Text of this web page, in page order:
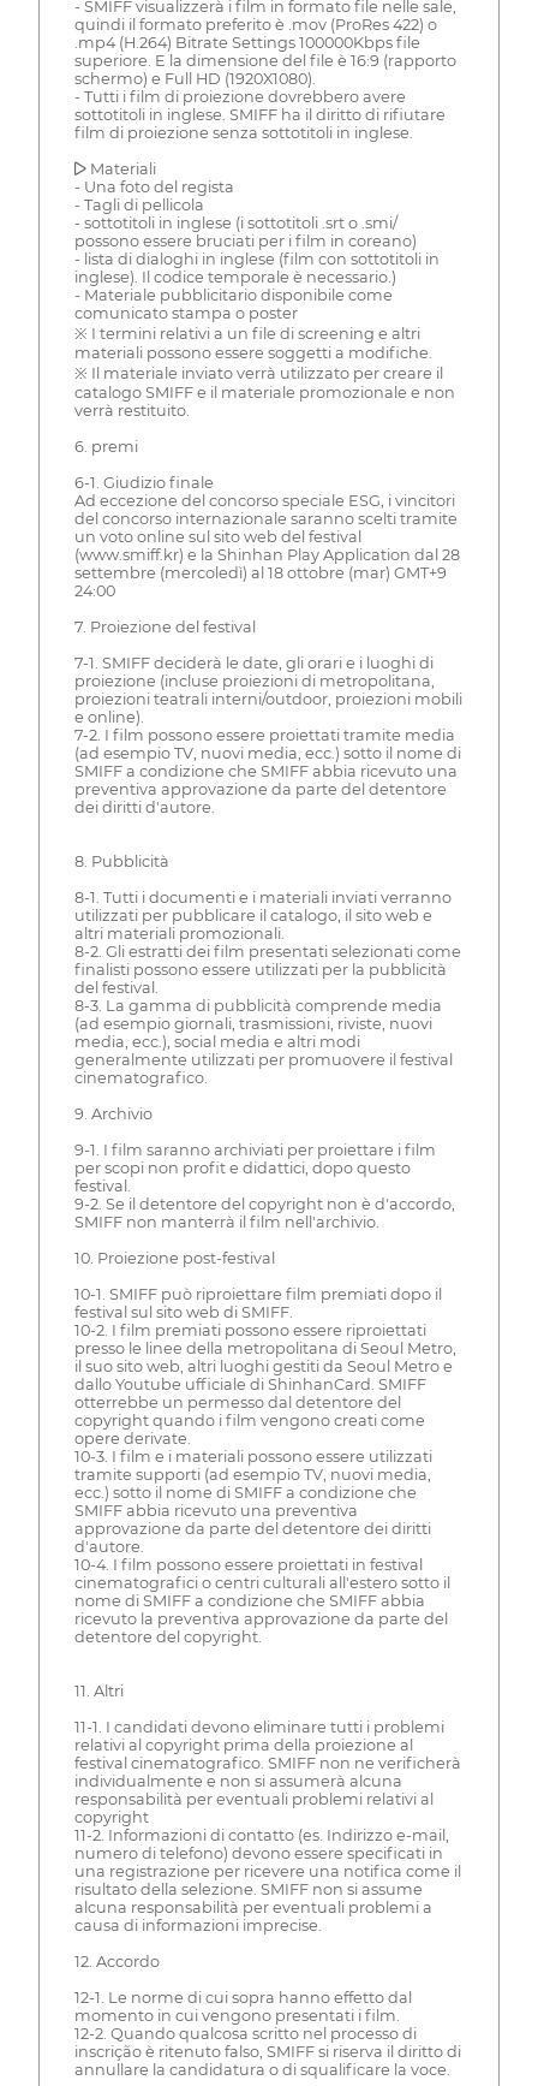
- SMIFF visualizzerà i film in formato file nelle sale,
quindi il formato preferito è .mov (ProRes 422) o
.mp4 (H.264) Bitrate Settings 100000Kbps file
superiore. E la dimensione del file è 16:9 (rapporto
schermo) e Full HD (1920X1080).
- Tutti i film di proiezione dovrebbero avere
sottotitoli in inglese. SMIFF ha il diritto di rifiutare
film di proiezione senza sottotitoli in inglese.
▶ Materiali
- Una foto del regista
- Tagli di pellicola
- sottotitoli in inglese (i sottotitoli .srt o .smi/
possono essere bruciati per i film in coreano)
- lista di dialoghi in inglese (film con sottotitoli in
inglese). Il codice temporale è necessario.)
- Materiale pubblicitario disponibile come
comunicato stampa o poster
※ I termini relativi a un file di screening e altri
materiali possono essere soggetti a modifiche.
※ Il materiale inviato verrà utilizzato per creare il
catalogo SMIFF e il materiale promozionale e non
verrà restituito.
6. premi
6-1. Giudizio finale
Ad eccezione del concorso speciale ESG, i vincitori
del concorso internazionale saranno scelti tramite
un voto online sul sito web del festival
(www.smiff.kr) e la Shinhan Play Application dal 28
settembre (mercoledì) al 18 ottobre (mar) GMT+9
24:00
7. Proiezione del festival
7-1. SMIFF deciderà le date, gli orari e i luoghi di
proiezione (incluse proiezioni di metropolitana,
proiezioni teatrali interni/outdoor, proiezioni mobili
e online).
7-2. I film possono essere proiettati tramite media
(ad esempio TV, nuovi media, ecc.) sotto il nome di
SMIFF a condizione che SMIFF abbia ricevuto una
preventiva approvazione da parte del detentore
dei diritti d'autore.
8. Pubblicità
8-1. Tutti i documenti e i materiali inviati verranno
utilizzati per pubblicare il catalogo, il sito web e
altri materiali promozionali.
8-2. Gli estratti dei film presentati selezionati come
finalisti possono essere utilizzati per la pubblicità
del festival.
8-3. La gamma di pubblicità comprende media
(ad esempio giornali, trasmissioni, riviste, nuovi
media, ecc.), social media e altri modi
generalmente utilizzati per promuovere il festival
cinematografico.
9. Archivio
9-1. I film saranno archiviati per proiettare i film
per scopi non profit e didattici, dopo questo
festival.
9-2. Se il detentore del copyright non è d'accordo,
SMIFF non manterrà il film nell'archivio.
10. Proiezione post-festival
10-1. SMIFF può riproiettare film premiati dopo il
festival sul sito web di SMIFF.
10-2. I film premiati possono essere riproiettati
presso le linee della metropolitana di Seoul Metro,
il suo sito web, altri luoghi gestiti da Seoul Metro e
dallo Youtube ufficiale di ShinhanCard. SMIFF
otterrebbe un permesso dal detentore del
copyright quando i film vengono creati come
opere derivate.
10-3. I film e i materiali possono essere utilizzati
tramite supporti (ad esempio TV, nuovi media,
ecc.) sotto il nome di SMIFF a condizione che
SMIFF abbia ricevuto una preventiva
approvazione da parte del detentore dei diritti
d'autore.
10-4. I film possono essere proiettati in festival
cinematografici o centri culturali all'estero sotto il
nome di SMIFF a condizione che SMIFF abbia
ricevuto la preventiva approvazione da parte del
detentore del copyright.
11. Altri
11-1. I candidati devono eliminare tutti i problemi
relativi al copyright prima della proiezione al
festival cinematografico. SMIFF non ne verificherà
individualmente e non si assumerà alcuna
responsabilità per eventuali problemi relativi al
copyright
11-2. Informazioni di contatto (es. Indirizzo e-mail,
numero di telefono) devono essere specificati in
una registrazione per ricevere una notifica come il
risultato della selezione. SMIFF non si assume
alcuna responsabilità per eventuali problemi a
causa di informazioni imprecise.
12. Accordo
12-1. Le norme di cui sopra hanno effetto dal
momento in cui vengono presentati i film.
12-2. Quando qualcosa scritto nel processo di
inscrição è ritenuto falso, SMIFF si riserva il diritto di
annullare la candidatura o di squalificare la voce.